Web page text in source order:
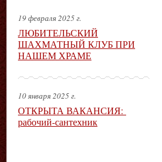
19 февраля 2025 г.
ЛЮБИТЕЛЬСКИЙ
ШАХМАТНЫЙ КЛУБ ПРИ
НАШЕМ ХРАМЕ
10 января 2025 г.
ОТКРЫТА ВАКАНСИЯ:
рабочий-сантехник